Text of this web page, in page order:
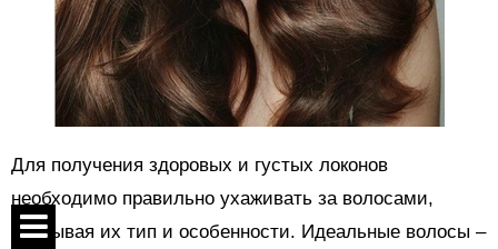
Для получения здоровых и густых локонов
необходимо правильно ухаживать за волосами,
учитывая их тип и особенности. Идеальные волосы –